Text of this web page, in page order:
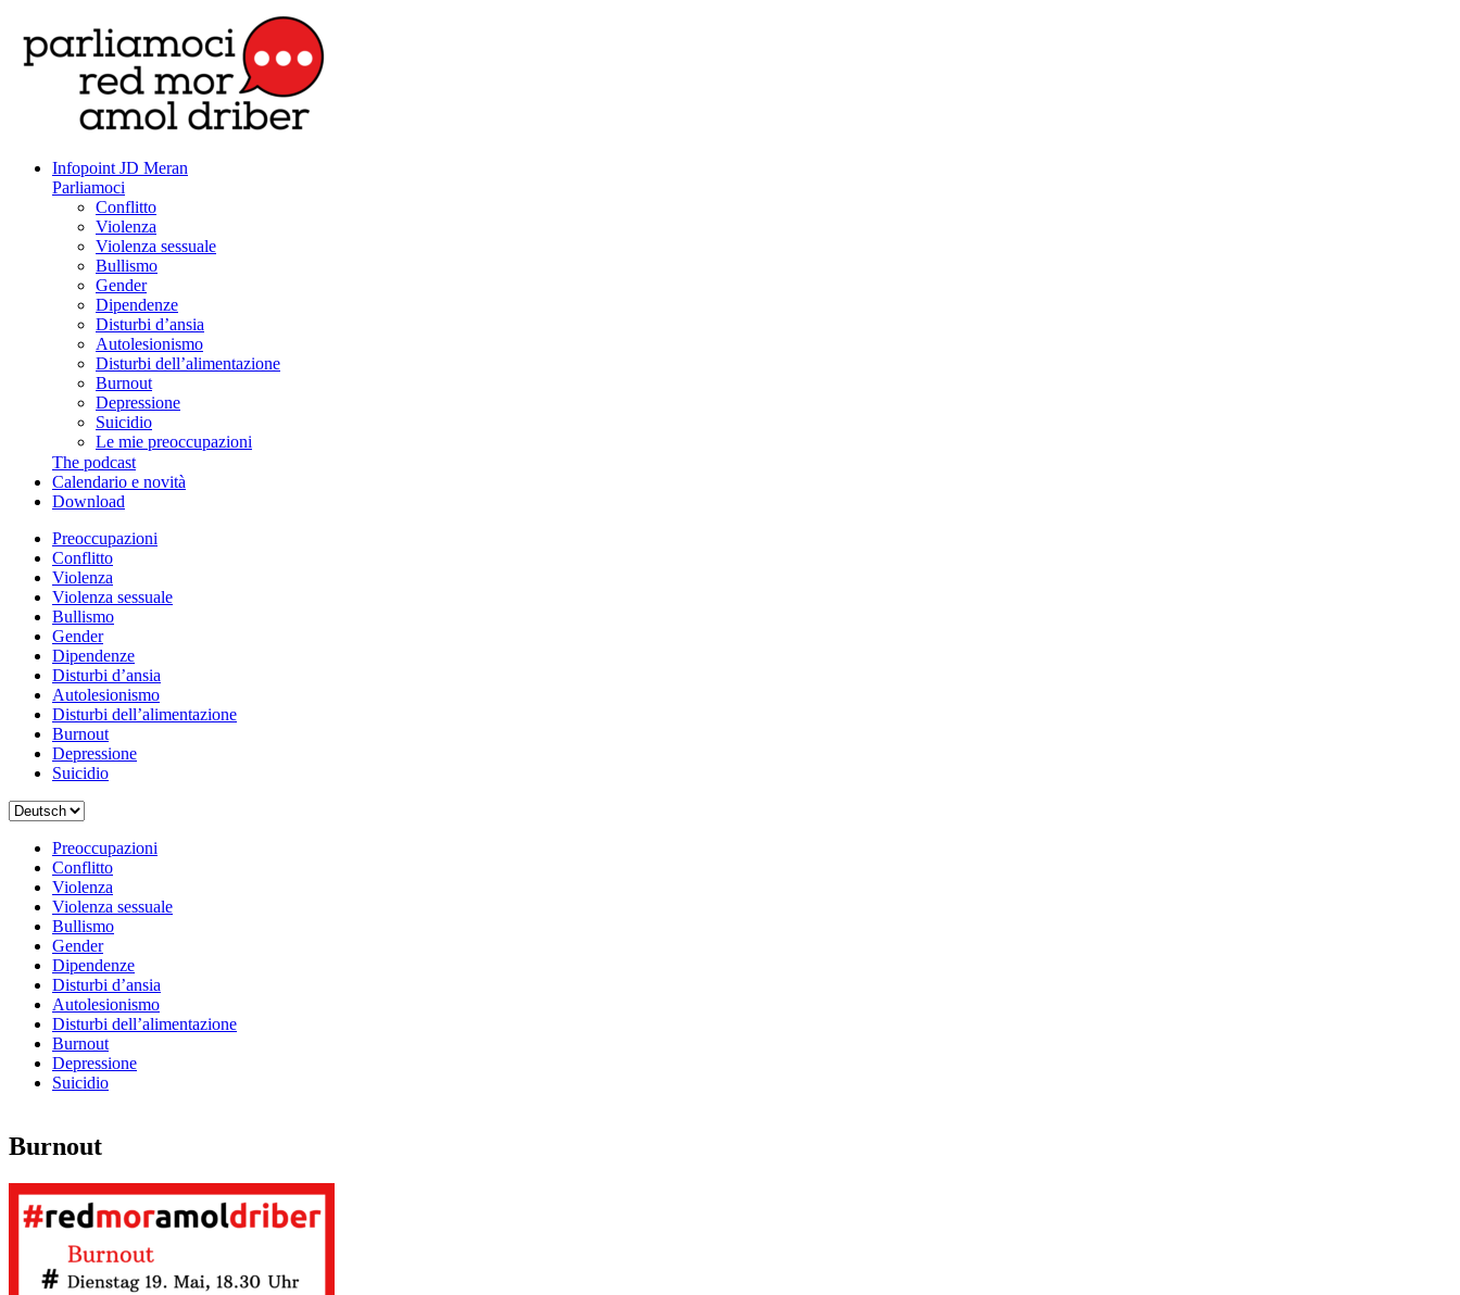
Infopoint JD Meran
Parliamoci
Conflitto
Violenza
Violenza sessuale
Bullismo
Gender
Dipendenze
Disturbi d’ansia
Autolesionismo
Disturbi dell’alimentazione
Burnout
Depressione
Suicidio
Le mie preoccupazioni
The podcast
Calendario e novità
Download
Preoccupazioni
Conflitto
Violenza
Violenza sessuale
Bullismo
Gender
Dipendenze
Disturbi d’ansia
Autolesionismo
Disturbi dell’alimentazione
Burnout
Depressione
Suicidio
Scegli
lingua
Preoccupazioni
Conflitto
Violenza
Violenza sessuale
Bullismo
Gender
Dipendenze
Disturbi d’ansia
Autolesionismo
Disturbi dell’alimentazione
Burnout
Depressione
Suicidio
Burnout